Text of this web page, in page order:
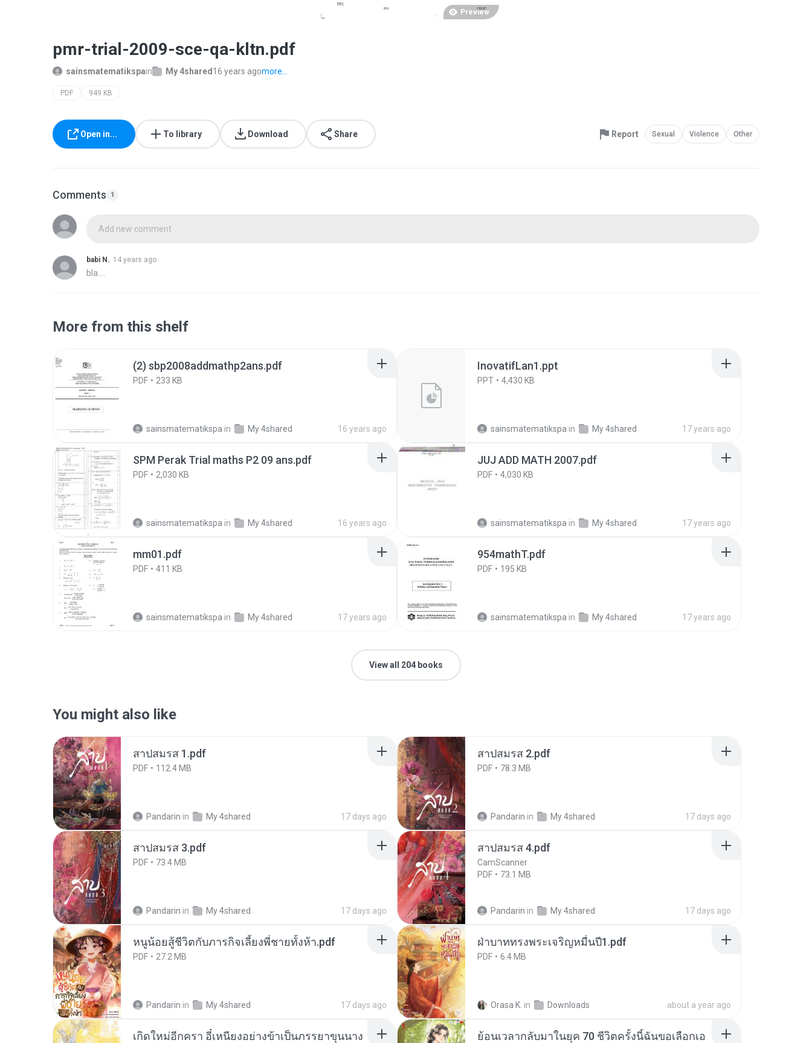
Preview
pmr-trial-2009-sce-qa-kltn.pdf
sainsmatematikspain My 4shared 16 years agomore...
PDF 949 KB
Open in... To library Download Share Report Sexual Violence Other
Comments 1
Add new comment
babi N. 14 years ago
bla....
More from this shelf
(2) sbp2008addmathp2ans.pdf
PDF 233 KB
sainsmatematikspa in My 4shared 16 years ago
InovatifLan1.ppt
PPT 4,430 KB
sainsmatematikspa in My 4shared 17 years ago
SPM Perak Trial maths P2 09 ans.pdf
PDF 2,030 KB
sainsmatematikspa in My 4shared 16 years ago
JUJ ADD MATH 2007.pdf
PDF 4,030 KB
sainsmatematikspa in My 4shared 17 years ago
mm01.pdf
PDF 411 KB
sainsmatematikspa in My 4shared 17 years ago
954mathT.pdf
PDF 195 KB
sainsmatematikspa in My 4shared 17 years ago
View all 204 books
You might also like
สาปสมรส 1.pdf
PDF 112.4 MB
Pandarin in My 4shared 17 days ago
สาปสมรส 2.pdf
PDF 78.3 MB
Pandarin in My 4shared 17 days ago
สาปสมรส 3.pdf
PDF 73.4 MB
Pandarin in My 4shared 17 days ago
สาปสมรส 4.pdf
CamScanner
PDF
73.1 MB
Pandarin in My 4shared 17 days ago
หนูน้อยสู้ชีวิตกับภารกิจเลี้ยงพี่ชายทั้งห้า.pdf
PDF 27.2 MB
Pandarin in My 4shared 17 days ago
ฝ่าบาททรงพระเจริญหมื่นปี1.pdf
PDF 6.4 MB
Orasa K. in Downloads about a year ago
เกิดใหม่อีกครา อี๋เหนียงอย่างข้าเป็นภรรยาขุนนาง
ย้อนเวลากลับมาในยุค 70 ชีวิตครั้งนี้ฉันขอเลือกเอ